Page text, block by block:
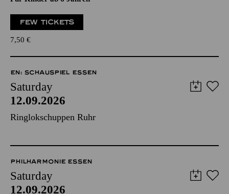
FEW TICKETS
7,50 €
EN: SCHAUSPIEL ESSEN
Saturday
12.09.2026
Ringlokschuppen Ruhr
PHILHARMONIE ESSEN
Saturday
12.09.2026